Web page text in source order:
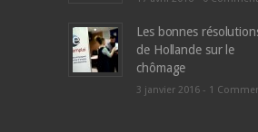
Les bonnes
de Hollande sur le
chômage
3 janvier 2016 - 1